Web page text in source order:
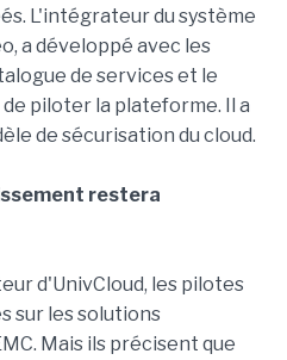
L'intégrateur du système
a développé avec les
de services et le
piloter la plateforme. Il a
de sécurisation du cloud.
restera
d'UnivCloud, les pilotes
sur les solutions
Mais ils précisent que